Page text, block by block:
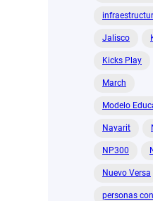
Jalisco
Kicks Play
March
Modelo
Nayarit
NP300
Nuevo Versa
personas